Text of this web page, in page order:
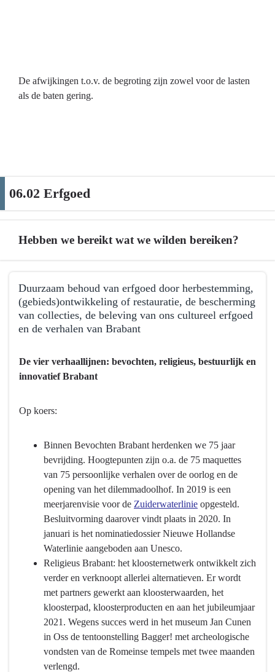
De afwijkingen t.o.v. de begroting zijn zowel voor de lasten
als de baten gering.
06.02 Erfgoed
Hebben we bereikt wat we wilden bereiken?
navigatie
Hebben
bereikt
Duurzaam behoud van erfgoed door herbestemming,
(gebieds)ontwikkeling of restauratie, de bescherming
van collecties, de beleving van ons cultureel erfgoed
en de verhalen van Brabant
naar
navigatie
06.02
bereiken?
herbestemming,
(gebieds)ontwikkeling
De vier verhaallijnen: bevochten, religieus, bestuurlijk en
innovatief Brabant
Op koers:
Binnen Bevochten Brabant herdenken we 75 jaar
bevrijding. Hoogtepunten zijn o.a. de 75 maquettes
van 75 persoonlijke verhalen over de oorlog en de
opening van het dilemmadoolhof. In 2019 is een
meerjarenvisie voor de Zuiderwaterlinie opgesteld.
Besluitvorming daarover vindt plaats in 2020. In
januari is het nominatiedossier Nieuwe Hollandse
Waterlinie aangeboden aan Unesco.
Religieus Brabant: het kloosternetwerk ontwikkelt zich
verder en verknoopt allerlei alternatieven. Er wordt
met partners gewerkt aan kloosterwaarden, het
kloosterpad, kloosterproducten en aan het jubileumjaar
2021. Wegens succes werd in het museum Jan Cunen
in Oss de tentoonstelling Bagger! met archeologische
vondsten van de Romeinse tempels met twee maanden
verlengd.